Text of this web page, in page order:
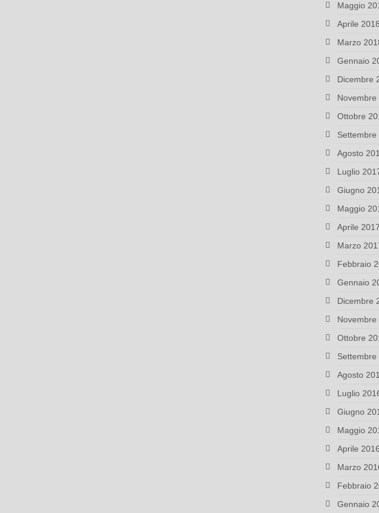
Maggio
Aprile 2018
Marzo
Gennaio
Dicembre
Novembre
Ottobre
Settembre
Agosto
Luglio
Giugno
Maggio
Aprile 2017
Marzo
Febbraio
Gennaio
Dicembre
Novembre
Ottobre
Settembre
Agosto
Luglio
Giugno
Maggio
Aprile 2016
Marzo
Febbraio
Gennaio